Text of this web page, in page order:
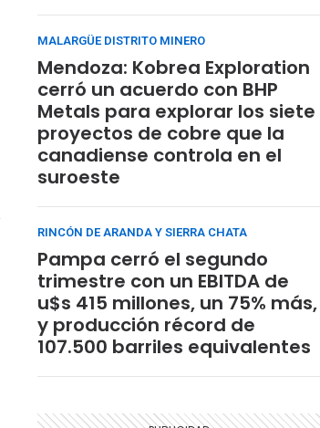
MALARGÜE DISTRITO MINERO
Mendoza: Kobrea Exploration
cerró un acuerdo con BHP
Metals para explorar los siete
proyectos de cobre que la
canadiense controla en el
suroeste
RINCÓN DE ARANDA Y SIERRA CHATA
Pampa cerró el segundo
trimestre con un EBITDA de
u$s 415 millones, un 75% más,
y producción récord de
107.500 barriles equivalentes